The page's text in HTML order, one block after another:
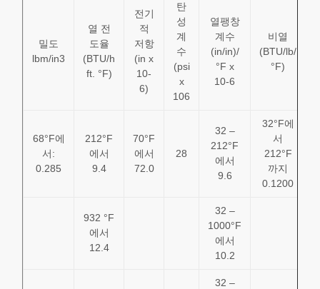
밀도
lbm/in3
열 전
도율
(BTU/h
ft. °F)
전기
적
저항
(in x
10-
6)
탄
성
계
수
(psi
x
106
열팽창
계수
(in/in)/
°F x
10-6
비열
(BTU/lb/
°F)
68°F에
서:
0.285
212°F
에서
9.4
70°F
에서
72.0
28
32 –
212°F
에서
9.6
32°F에
서
212°F
까지
0.1200
932 °F
에서
12.4
32 –
1000°F
에서
10.2
32 –